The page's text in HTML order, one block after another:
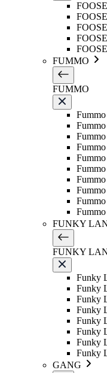
FUMMO
FUMMO
FUNKY
FUNKY
Funky
Funky
Funky
Funky
Funky
Funky
Funky
Funky
GANG